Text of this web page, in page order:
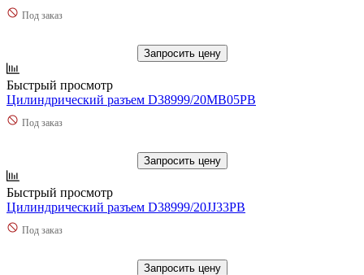
Под заказ
Запросить цену
Быстрый просмотр
Цилиндрический разъем D38999/20MB05PB
Под заказ
Запросить цену
Быстрый просмотр
Цилиндрический разъем D38999/20JJ33PB
Под заказ
Запросить цену